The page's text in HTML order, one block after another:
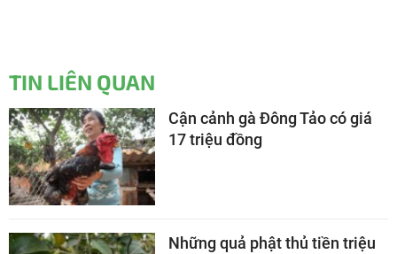
TIN LIÊN QUAN
Cận cảnh gà Đông Tảo có giá
17 triệu đồng
Những quả phật thủ tiền triệu